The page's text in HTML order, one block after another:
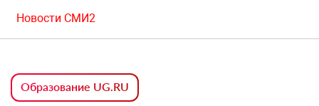
Новости СМИ2
Образование UG.RU